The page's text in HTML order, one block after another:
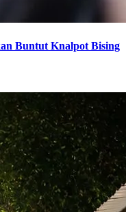
Buntut Knalpot Bising